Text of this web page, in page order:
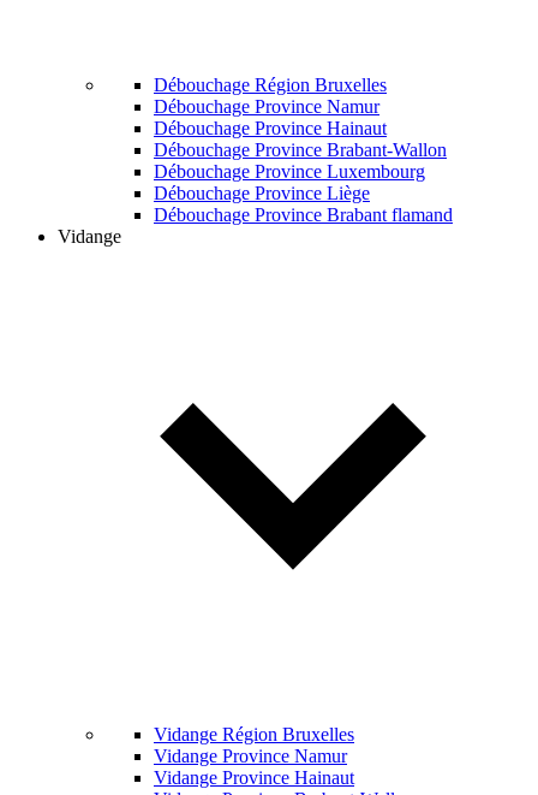
Débouchage Région Bruxelles
Débouchage Province Namur
Débouchage Province Hainaut
Débouchage Province Brabant-Wallon
Débouchage Province Luxembourg
Débouchage Province Liège
Débouchage Province Brabant flamand
Vidange
Vidange Région Bruxelles
Vidange Province Namur
Vidange Province Hainaut